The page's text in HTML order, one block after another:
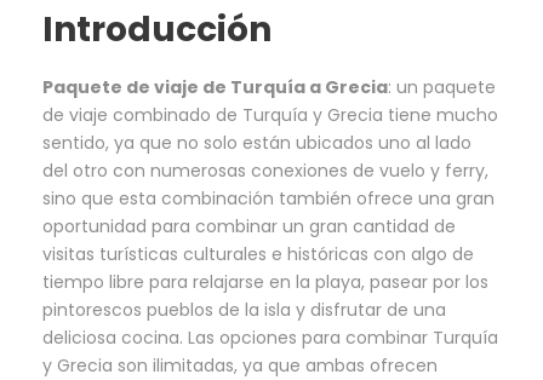
Introducción
Paquete de viaje de Turquía a Grecia: un paquete
de viaje combinado de Turquía y Grecia tiene mucho
sentido, ya que no solo están ubicados uno al lado
del otro con numerosas conexiones de vuelo y ferry,
sino que esta combinación también ofrece una gran
oportunidad para combinar un gran cantidad de
visitas turísticas culturales e históricas con algo de
tiempo libre para relajarse en la playa, pasear por los
pintorescos pueblos de la isla y disfrutar de una
deliciosa cocina. Las opciones para combinar Turquía
y Grecia son ilimitadas, ya que ambas ofrecen